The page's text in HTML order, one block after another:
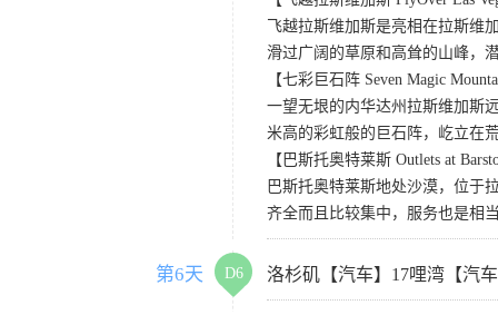
飞越拉斯维加斯是亮相在拉斯
滑过广阔的草原和高耸的山峰，
【七彩巨石阵 Seven Magic
一望无垠的内华达州拉斯维加斯
米高的彩虹般的巨石阵，屹立在
【巴斯托奥特莱斯 Outlets at
巴斯托奥特莱斯地处沙漠，位于
齐全而且比较集中，服务也是相
第6天 D6 洛杉矶【汽车】17哩湾【汽